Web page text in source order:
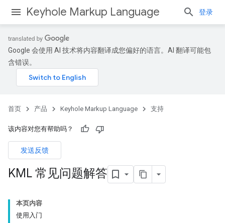
Keyhole Markup Language 登录
Google 会使用 AI 技术将内容翻译成您偏好的语言。AI 翻译可能包
含错误。
首页 产品 Keyhole Markup Language 支持
该内容对您有帮助吗？
发送反馈
KML 常见问题解答
本页内容
使用入门